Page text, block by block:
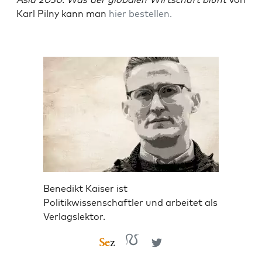
Karl Pil­ny kann man hier bestel­len.
Benedikt Kaiser ist
Politikwissenschaftler und arbeitet als
Verlagslektor.